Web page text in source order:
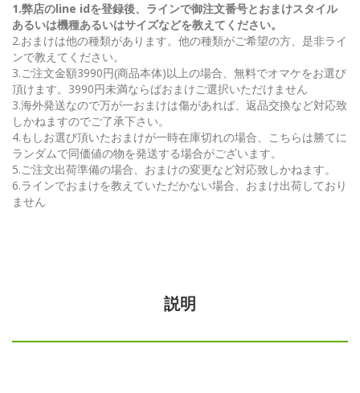
1.弊店のline idを登録後、ラインで御注文番号とおまけスタイル
あるいは機種あるいはサイズなどを教えてください。
2.おまけは他の種類があります。他の種類がご希望の方、是非ライ
ンで教えてください。
3.ご注文金額3990円(商品本体)以上の場合、無料でオマケをお選び
頂けます。3990円未満ならばおまけご選択いただけません
3.海外発送なので万が一おまけは傷があれば、返品交換など対応致
しかねますのでご了承下さい。
4.もしお選び頂いたおまけが一時在庫切れの場合、こちらは勝てに
ランダムで同価値の物を発送する場合がございます。
5.ご注文出荷準備の場合、おまけの変更など対応致しかねます。
6.ラインでおまけを教えていただかない場合、おまけ出荷しており
ません
説明